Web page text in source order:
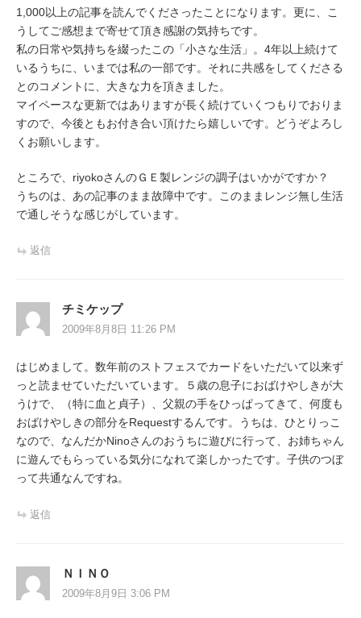
1,000以上の記事を読んでくださったことになります。更に、こ
うしてご感想まで寄せて頂き感謝の気持ちです。
私の日常や気持ちを綴ったこの「小さな生活」。4年以上続けて
いるうちに、いまでは私の一部です。それに共感をしてくださる
とのコメントに、大きな力を頂きました。
マイペースな更新ではありますが長く続けていくつもりでおりま
すので、今後ともお付き合い頂けたら嬉しいです。どうぞよろし
くお願いします。
ところで、riyokoさんのＧＥ製レンジの調子はいかがですか？
うちのは、あの記事のまま故障中です。このままレンジ無し生活
で通しそうな感じがしています。
返信
チミケップ
2009年8月8日 11:26 PM
はじめまして。数年前のストフェスでカードをいただいて以来ず
っと読ませていただいています。５歳の息子におばけやしきが大
うけで、（特に血と貞子）、父親の手をひっぱってきて、何度も
おばけやしきの部分をRequestするんです。うちは、ひとりっこ
なので、なんだかNinoさんのおうちに遊びに行って、お姉ちゃん
に遊んでもらっている気分になれて楽しかったです。子供のつぼ
って共通なんですね。
返信
ＮＩＮＯ
2009年8月9日 3:06 PM